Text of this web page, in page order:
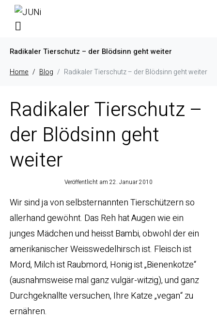
Radikaler Tierschutz – der Blödsinn geht weiter
Home Blog Radikaler Tierschutz – der Blödsinn geht weiter
Radikaler Tierschutz –
der Blödsinn geht
weiter
Veröffentlicht am 22. Januar 2010
Wir sind ja von selbsternannten Tierschützern so
allerhand gewöhnt. Das Reh hat Augen wie ein
junges Mädchen und heisst Bambi, obwohl der ein
amerikanischer Weisswedelhirsch ist. Fleisch ist
Mord, Milch ist Raubmord, Honig ist „Bienenkotze“
(ausnahmsweise mal ganz vulgär-witzig), und ganz
Durchgeknallte versuchen, Ihre Katze „vegan“ zu
ernähren.